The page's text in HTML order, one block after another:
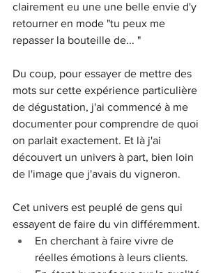
clairement eu une une belle envie d'y
retourner en mode "tu peux me
repasser la bouteille de... "
Du coup, pour essayer de mettre des
mots sur cette expérience particulière
de dégustation, j'ai commencé à me
documenter pour comprendre de quoi
on parlait exactement. Et là j'ai
découvert un univers à part, bien loin
de l'image que j'avais du vigneron.
Cet univers est peuplé de gens qui
essayent de faire du vin différemment.
En cherchant à faire vivre de
réelles émotions à leurs clients.